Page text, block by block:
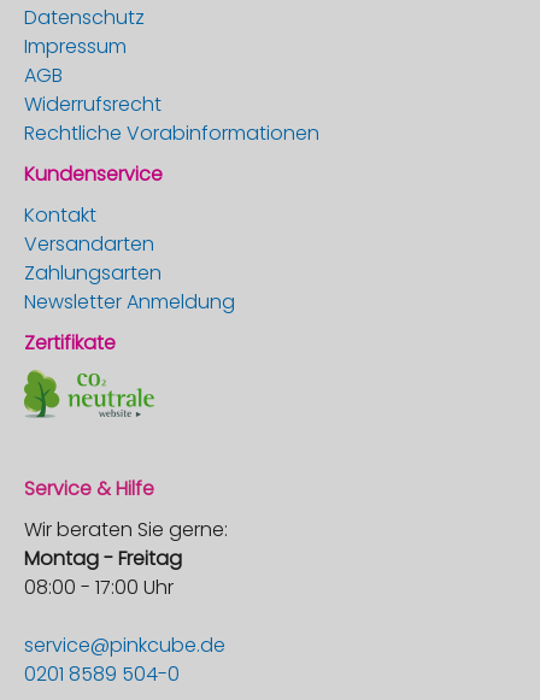
Datenschutz
Impressum
AGB
Widerrufsrecht
Rechtliche Vorabinformationen
Kundenservice
Kontakt
Versandarten
Zahlungsarten
Newsletter Anmeldung
Zertifikate
Service & Hilfe
Wir beraten Sie gerne:
Montag - Freitag
08:00 - 17:00 Uhr
service@pinkcube.de
0201 8589 504-0